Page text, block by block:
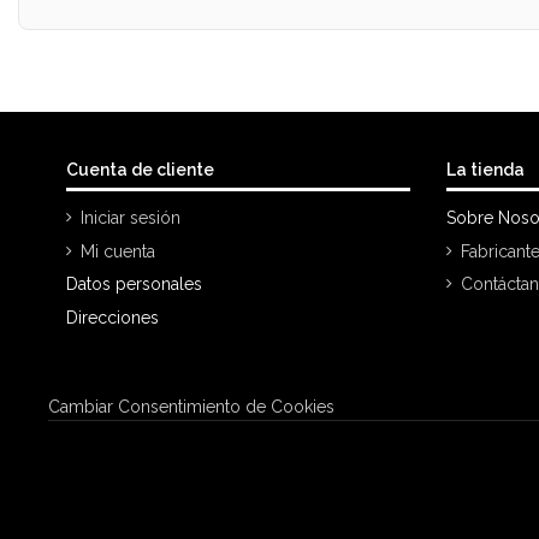
Cuenta de cliente
Iniciar sesión
Mi cuenta
Datos personales
Direcciones
La tienda
Sobre
Cambiar Consentimiento de Cookies